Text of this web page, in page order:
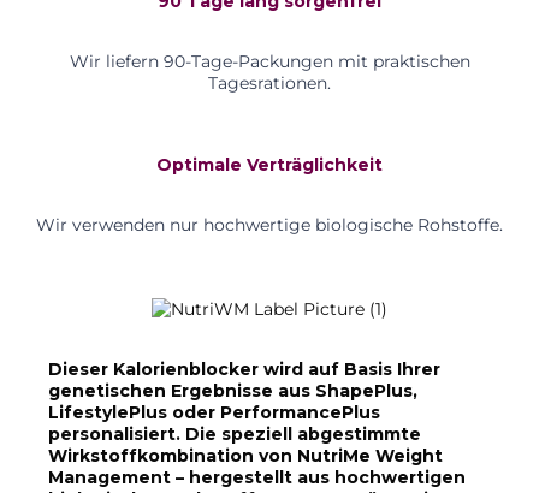
Wir liefern 90-Tage-Packungen mit praktischen
Tagesrationen.
Optimale Verträglichkeit
Wir verwenden nur hochwertige biologische Rohstoffe.
Dieser Kalorienblocker wird auf Basis Ihrer
genetischen Ergebnisse aus ShapePlus,
LifestylePlus oder PerformancePlus
personalisiert. Die speziell abgestimmte
Wirkstoffkombination von NutriMe Weight
Management – hergestellt aus hochwertigen